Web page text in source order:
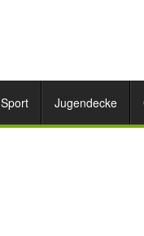
Sport Jugendecke